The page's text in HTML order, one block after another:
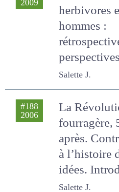
#200
L’herbe, les
herbivores
hommes :
perspectives
Salette J.
#188
La
fourragère,
après.
à l’histoire
idées.